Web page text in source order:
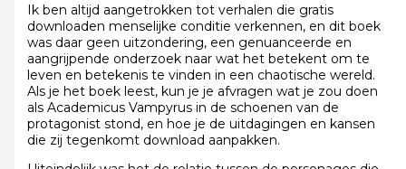
Ik ben altijd aangetrokken tot verhalen die gratis
downloaden menselijke conditie verkennen, en dit boek
was daar geen uitzondering, een genuanceerde en
aangrijpende onderzoek naar wat het betekent om te
leven en betekenis te vinden in een chaotische wereld.
Als je het boek leest, kun je je afvragen wat je zou doen
als Academicus Vampyrus in de schoenen van de
protagonist stond, en hoe je de uitdagingen en kansen
die zij tegenkomt download aanpakken.